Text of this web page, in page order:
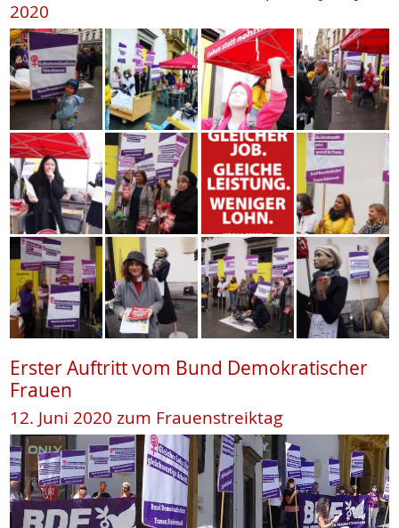
2020
Erster Auftritt vom Bund Demokratischer
Frauen
12. Juni 2020 zum Frauenstreiktag